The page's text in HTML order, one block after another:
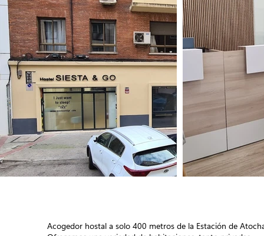
Acogedor hostal a solo 400 metros de la Estación de